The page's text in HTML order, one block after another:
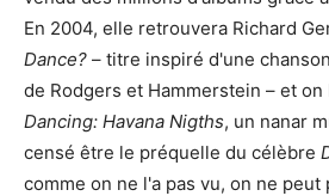
En 2004, elle retrouvera Richard
Dance? – titre inspiré d'une
de Rodgers et Hammerstein – et on
Dancing: Havana Nigths, un nanar
censé être le préquelle du célèbre
comme on ne l'a pas vu, on ne peut